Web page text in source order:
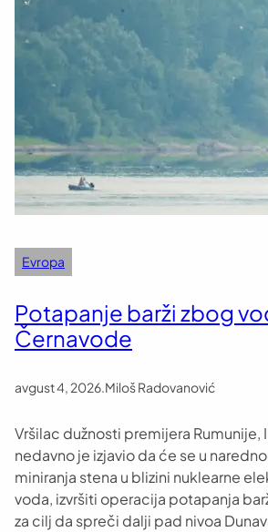
Evropa
Potapanje barži zbog
Černavode
avgust 4, 2026.Miloš Radovanović
Vršilac dužnosti premijera Rumunije,
nedavno je izjavio da će se u
miniranja stena u blizini nuklearne
voda, izvršiti operacija potapanja
za cilj da spreči dalji pad nivoa